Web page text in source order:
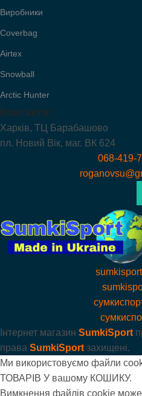
Виробники
Coverbag
Airtex
Snowball
Arctic Hunter
Контакти:
Харків, ТЦ Барабашово
пл. Новий Вік, маг. ВК 624
068-419-
Інтернет магазин SumkiSport
права SumkiSport захищені.
Ми використовуємо файли
ТОВАРІВ У вашому КОШИКУ.
Вимкнення файлів cookie